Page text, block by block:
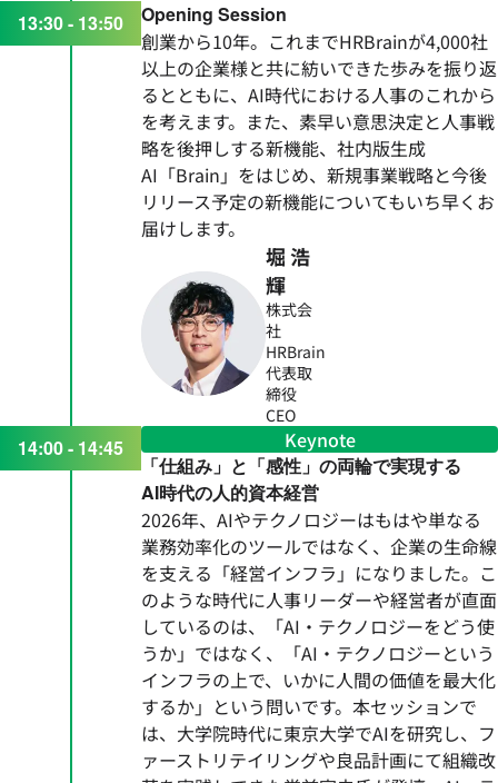
13:30 - 13:50
Opening Session
創業から10年。これまでHRBrainが4,000社
以上の企業様と共に紡いできた歩みを振り返
るとともに、AI時代における人事のこれから
を考えます。また、素早い意思決定と人事戦
略を後押しする新機能、社内版生成
AI「Brain」をはじめ、新規事業戦略と今後
リリース予定の新機能についてもいち早くお
届けします。
堀 浩
輝
株式会
社
HRBrain
代表取
締役
CEO
14:00 - 14:45 Keynote
「仕組み」と「感性」の両輪で実現する
AI時代の人的資本経営
2026年、AIやテクノロジーはもはや単なる
業務効率化のツールではなく、企業の生命線
を支える「経営インフラ」になりました。こ
のような時代に人事リーダーや経営者が直面
しているのは、「AI・テクノロジーをどう使
うか」ではなく、「AI・テクノロジーという
インフラの上で、いかに人間の価値を最大化
するか」という問いです。本セッションで
は、大学院時代に東京大学でAIを研究し、フ
ァーストリテイリングや良品計画にて組織改